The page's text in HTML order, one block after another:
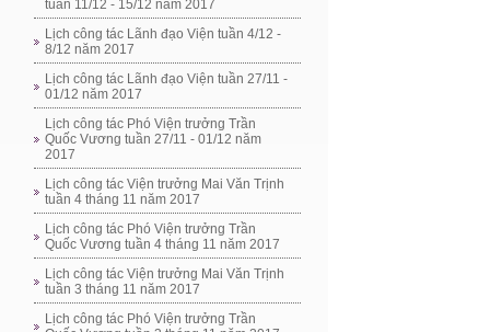
tuần 11/12 - 15/12 năm 2017
Lịch công tác Lãnh đạo Viện tuần 4/12 -
8/12 năm 2017
Lịch công tác Lãnh đạo Viện tuần 27/11 -
01/12 năm 2017
Lịch công tác Phó Viện trưởng Trần
Quốc Vương tuần 27/11 - 01/12 năm
2017
Lịch công tác Viện trưởng Mai Văn Trịnh
tuần 4 tháng 11 năm 2017
Lịch công tác Phó Viện trưởng Trần
Quốc Vương tuần 4 tháng 11 năm 2017
Lịch công tác Viện trưởng Mai Văn Trịnh
tuần 3 tháng 11 năm 2017
Lịch công tác Phó Viện trưởng Trần